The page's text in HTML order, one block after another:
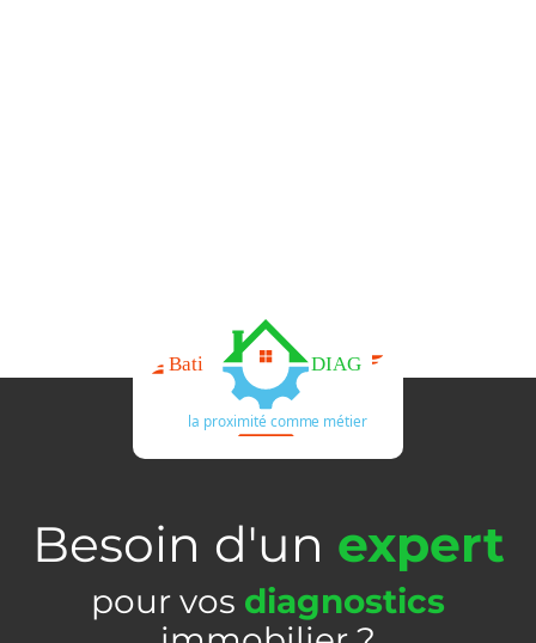
Besoin d'un expert
pour vos diagnostics